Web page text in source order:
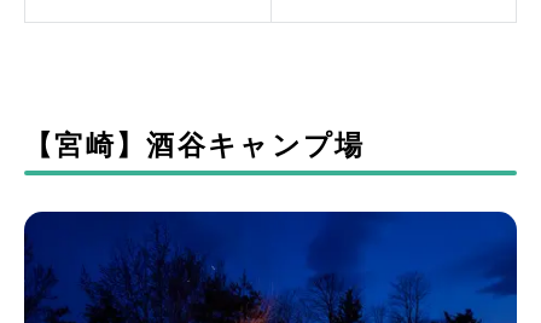
【宮崎】酒谷キャンプ場